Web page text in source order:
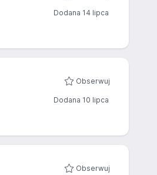
Dodana 14 lipca
Obserwuj
Dodana 10 lipca
Obserwuj